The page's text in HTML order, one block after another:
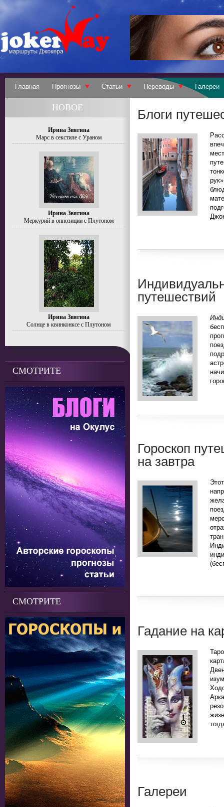
Главная Прогнозы Статьи Переводы Галереи
Блоги
путешествий
Гороскоп
на завтра
Гадание на
Галереи
НОВОЕ
Ирина Звягина
Марс в секстиле с Ураном
Ирина Звягина
Меркурий в оппозиции с Плутоном
Ирина Звягина
Солнце в квинконксе с Плутоном
СМОТРИТЕ
СМОТРИТЕ